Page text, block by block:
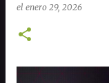
el enero 29, 2026